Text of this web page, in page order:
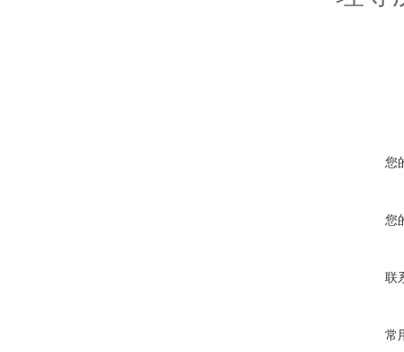
您
您
联
常